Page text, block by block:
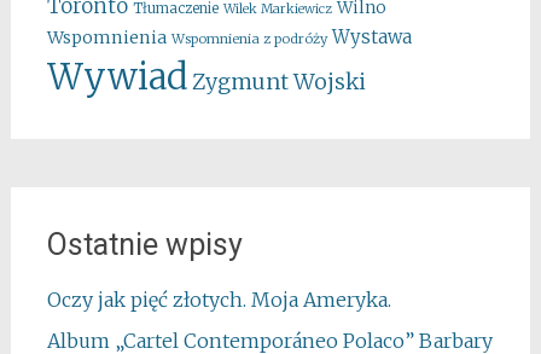
Toronto Tłumaczenie Wilek Markiewicz Wilno
Wspomnienia Wspomnienia z podróży Wystawa
WywiadZygmunt Wojski
Ostatnie wpisy
Oczy jak pięć złotych. Moja Ameryka.
Album „Cartel Contemporáneo Polaco” Barbary